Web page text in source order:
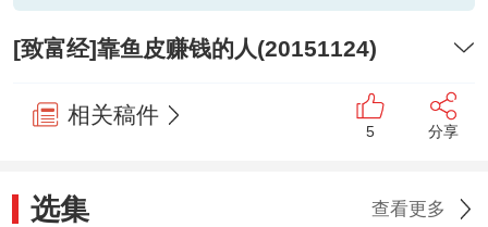
[致富经]靠鱼皮赚钱的人(20151124)
相关稿件
5 分享
选集 查看更多